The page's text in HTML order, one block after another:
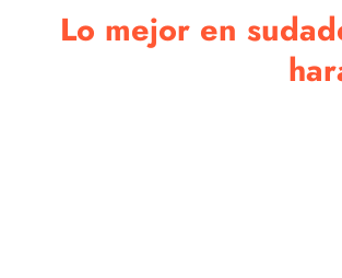
Lo mejor en